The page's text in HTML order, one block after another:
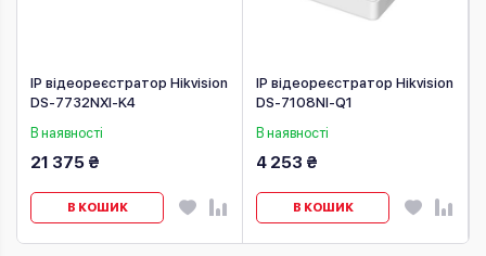
IP відеореєстратор Hikvision
DS-7732NXI-K4
В наявності
21 375 ₴
В КОШИК
IP відеореєстратор Hikvision
DS-7108NI-Q1
В наявності
4 253 ₴
В КОШИК